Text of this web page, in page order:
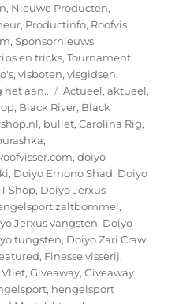
, Nieuwe Producten,
, Productinfo, Roofvis
,Sponsornieuws,
en tricks,Tournament,
,visboten,visgidsen,
het aan.. Tags
Actueel,aktueel,
, Black River, Black
, bullet,Carolina Rig,
,
,doiyo
, Doiyo Emono Shad, Doiyo
Shop, Doiyo Jerxus
zaltbommel,
Jerxus vangsten, Doiyo
tungsten, Doiyo Zari Craw,
, Finesse visserij,
Vliet,Giveaway,Giveaway
, hengelsport